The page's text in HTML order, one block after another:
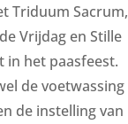
Triduum Sacrum,
Vrijdag en Stille
in het paasfeest.
de voetwassing
de instelling van